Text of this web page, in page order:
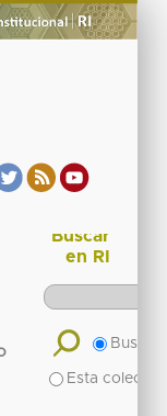
Buscar
en RI
Buscar
Esta